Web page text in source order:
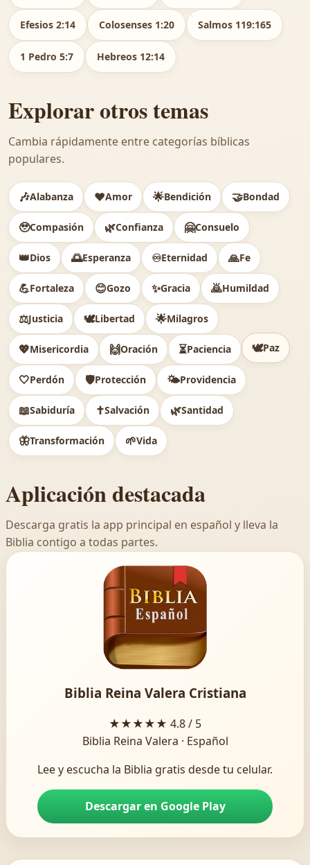
Efesios 2:14 Colosenses 1:20 Salmos 119:165
1 Pedro 5:7 Hebreos 12:14
Explorar otros temas
Cambia rápidamente entre categorías bíblicas
populares.
🎶Alabanza ❤️Amor 🌟Bendición 🤝Bondad
🥹Compasión 🌿Confianza 🤗Consuelo
👑Dios 🌅Esperanza ♾️Eternidad 🙏Fe
💪Fortaleza 😊Gozo ✨Gracia 🙇Humildad
⚖️Justicia 🕊Libertad 🌟Milagros
💖Misericordia 🙌Oración ⏳Paciencia 🕊️Paz
🤍Perdón 🛡️Protección 🌤️Providencia
📖Sabiduría ✝️Salvación 🌿Santidad
🦋Transformación 🌱Vida
Aplicación destacada
Descarga gratis la app principal en español y lleva la
Biblia contigo a todas partes.
Biblia Reina Valera Cristiana
★★★★★ 4.8 / 5
Biblia Reina Valera · Español
Lee y escucha la Biblia gratis desde tu celular.
Descargar en Google Play